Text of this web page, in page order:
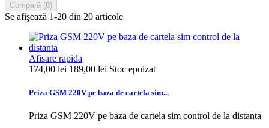
Compară (0)
Se afişează 1-20 din 20 articole
Afisare rapida
174,00 lei 189,00 lei Stoc epuizat
Priza GSM 220V pe baza de cartela sim...
Priza GSM 220V pe baza de cartela sim control de la distanta